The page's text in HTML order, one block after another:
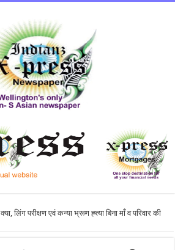
क्या, लिंग परीक्षण एवं कन्या भ्रूण ह्त्या बिना माँ व परिवार की